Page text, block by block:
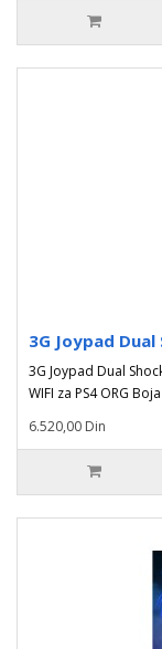
3G Joypad Dual
3G Joypad Dual
WIFI za PS4 ORG
6.520,00 Din